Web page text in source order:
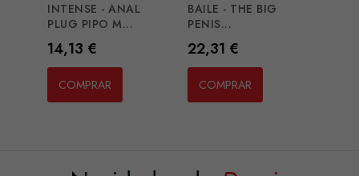
INTENSE - ANAL
PLUG PIPO M...
Preço
14,13 €
COMPRAR
BAILE - THE BIG
PENIS...
Preço
22,31 €
COMPRAR